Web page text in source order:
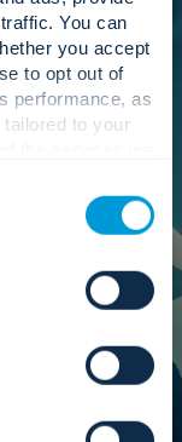
You can
you accept
to opt out of
performance, as
to your
information
una
resultados
con